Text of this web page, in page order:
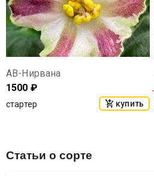
АВ-Нирвана
1500 ₽
стартер купить
Статьи о сорте